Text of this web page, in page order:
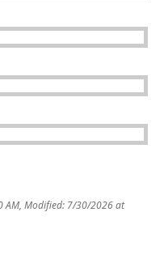
AM Modified: 7/30/2026 at